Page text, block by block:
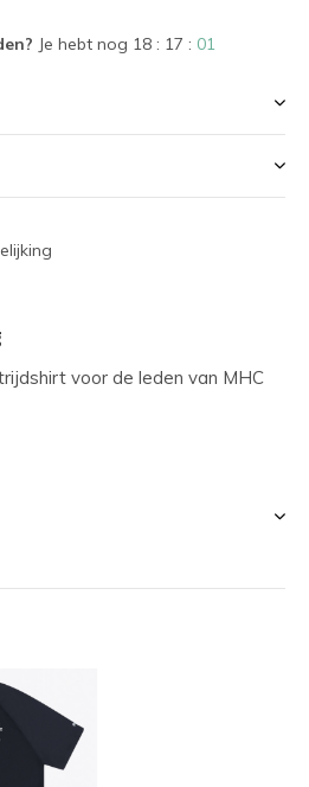
Je hebt nog 18 : 17 : 01
voor de leden van MHC